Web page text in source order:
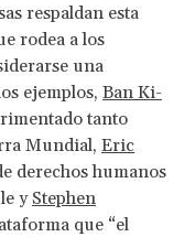
respaldan esta
rodea a los
una
ejemplos, Ban Ki-
tanto
Mundial, Eric
derechos humanos
yStephen
que “el